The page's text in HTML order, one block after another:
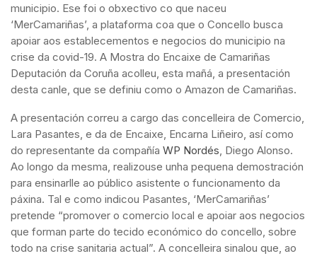
municipio. Ese foi o obxectivo co que naceu
‘MerCamariñas’, a plataforma coa que o Concello busca
apoiar aos establecementos e negocios do municipio na
crise da covid-19. A Mostra do Encaixe de Camariñas
Deputación da Coruña acolleu, esta mañá, a presentación
desta canle, que se definiu como o Amazon de Camariñas.
A presentación correu a cargo das concelleira de Comercio,
Lara Pasantes, e da de Encaixe, Encarna Liñeiro, así como
do representante da compañía WP Nordés , Diego Alonso.
Ao longo da mesma, realizouse unha pequena demostración
para ensinarlle ao público asistente o funcionamento da
páxina. Tal e como indicou Pasantes, ‘MerCamariñas’
pretende “promover o comercio local e apoiar aos negocios
que forman parte do tecido económico do concello, sobre
todo na crise sanitaria actual”. A concelleira sinalou que, ao